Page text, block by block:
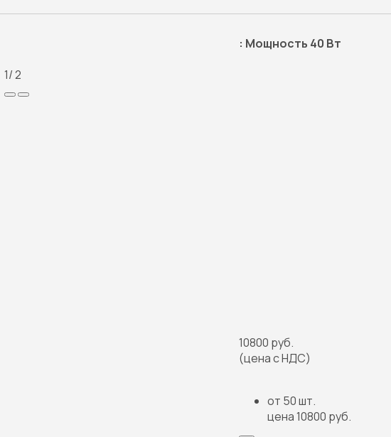
1/ 2
: Мощность 40 Вт
10800 руб.
(цена с НДС)
от 50 шт.
цена 10800 руб.